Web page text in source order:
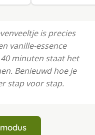
is precies
vanille-essence
minuten staat het
Benieuwd hoe je
stap voor stap.